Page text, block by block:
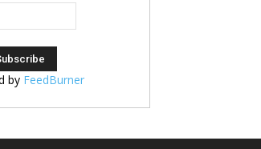
by FeedBurner